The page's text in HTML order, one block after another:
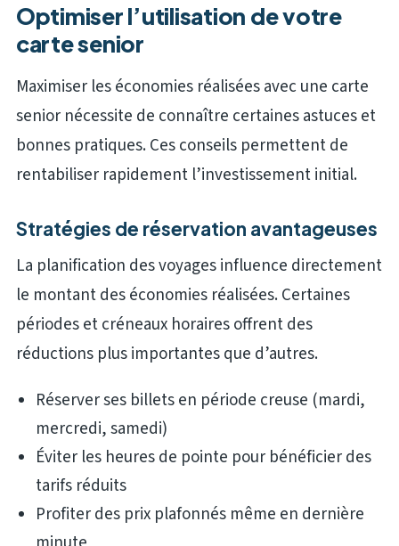
Optimiser l’utilisation de votre
carte senior
Maximiser les économies réalisées avec une carte
senior nécessite de connaître certaines astuces et
bonnes pratiques. Ces conseils permettent de
rentabiliser rapidement l’investissement initial.
Stratégies de réservation avantageuses
La planification des voyages influence directement
le montant des économies réalisées. Certaines
périodes et créneaux horaires offrent des
réductions plus importantes que d’autres.
Réserver ses billets en période creuse (mardi,
mercredi, samedi)
Éviter les heures de pointe pour bénéficier des
tarifs réduits
Profiter des prix plafonnés même en dernière